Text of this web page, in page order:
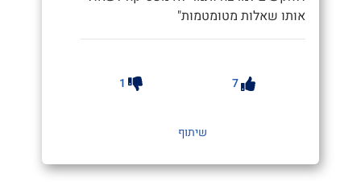
אותו שאלות מטומטמות"
7
1
שיתוף